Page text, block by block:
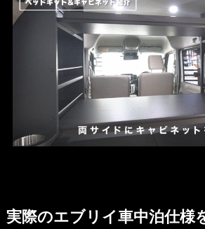
実際のエブリイ車中泊仕様